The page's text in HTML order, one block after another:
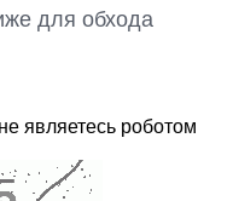
для обхода
являетесь роботом